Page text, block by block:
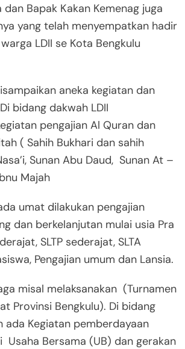
Bapak Kakan Kemenag juga
yang telah menyempatkan hadir
LDII se Kota Bengkulu
aneka kegiatan dan
bidang dakwah LDII
pengajian Al Quran dan
( Sahih Bukhari dan sahih
Sunan Abu Daud, Sunan At –
Majah
umat dilakukan pengajian
dan berkelanjutan mulai usia Pra
SLTP sederajat, SLTA
Pengajian umum dan Lansia.
misal melaksanakan (Turnamen
Provinsi Bengkulu). Di bidang
ada Kegiatan pemberdayaan
Usaha Bersama (UB) dan gerakan